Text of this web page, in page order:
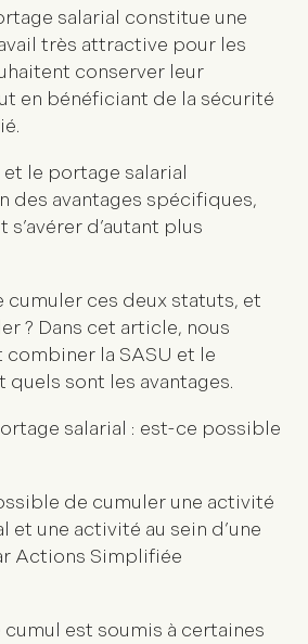
salarial constitue une
très attractive pour les
conserver leur
en bénéficiant de la sécurité
le portage salarial
des avantages spécifiques,
d’autant plus
ces deux statuts, et
? Dans cet article, nous
la SASU et le
quels sont les avantages.
salarial : est-ce possible
de cumuler une activité
et une activité au sein d’une
Actions Simplifiée
cumul est soumis à certaines